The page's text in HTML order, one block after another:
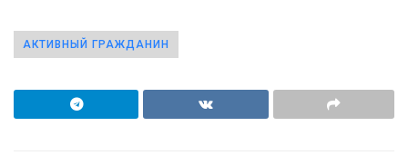
АКТИВНЫЙ ГРАЖДАНИН